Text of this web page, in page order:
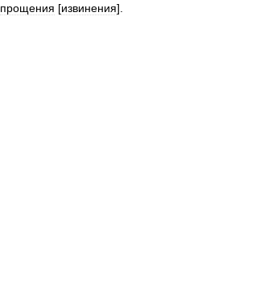
прощения [извинения].